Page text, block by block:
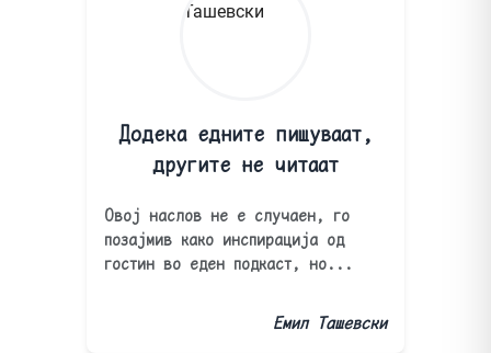
Додека едните пишуваат,
другите не читаат
Овој наслов не е случаен, го
позајмив како инспирација од
гостин во еден подкаст, но...
Емил Ташевски